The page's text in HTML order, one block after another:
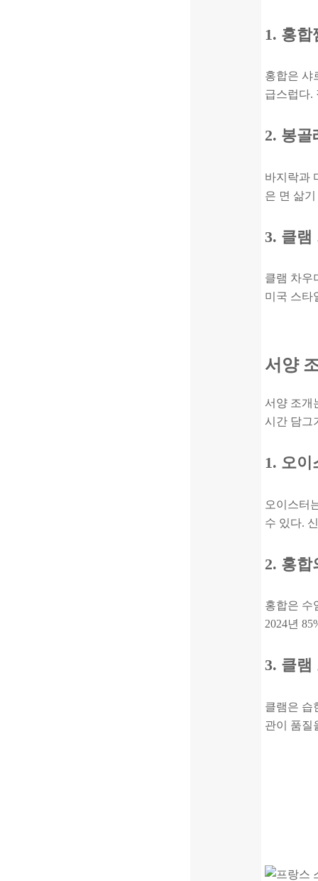
1. 홍합
홍합은 샤
급스럽다.
2. 봉골
바지락과
은 면 삶
3. 클램
클램 차우
미국 스타
서양
서양 조개
시간 담그
1. 오이
오이스터
수 있다.
2. 홍합
홍합은 수
2024년
3. 클램
클램은 습
관이 품질